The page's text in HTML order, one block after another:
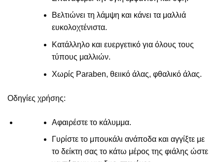
Βελτιώνει τη λάμψη και κάνει τα μαλλιά
ευκολοχτένιστα.
Κατάλληλο και ευεργετικό για όλους τους
τύπους μαλλιών.
Χωρίς Paraben, θειικό άλας, φθαλικό άλας.
Οδηγίες χρήσης:
Αφαιρέστε το κάλυμμα.
Γυρίστε το μπουκάλι ανάποδα και αγγίξτε με
το δείκτη σας το κάτω μέρος της φιάλης ώστε